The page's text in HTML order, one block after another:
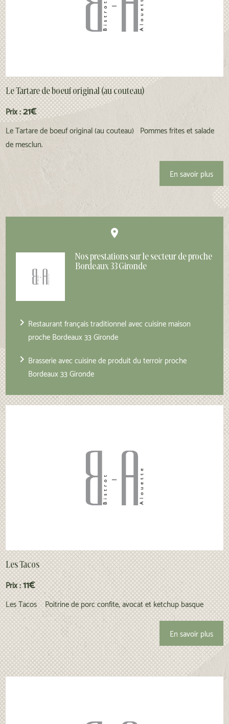
Le Tartare de boeuf original (au couteau)
Prix :21€
Le Tartare de boeuf original (au couteau) Pommes frites et salade
de mesclun.
En savoir plus
place
Nos prestations sur le secteur de proche
Bordeaux 33 Gironde
navigate_next Restaurant français traditionnel avec cuisine maison
proche Bordeaux 33 Gironde
navigate_next Brasserie avec cuisine de produit du terroir proche
Bordeaux 33 Gironde
Les Tacos
Prix :11€
Les Tacos Poitrine de porc confite, avocat et ketchup basque
En savoir plus